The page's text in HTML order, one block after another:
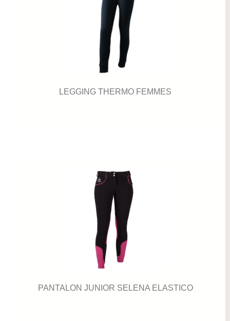
LEGGING THERMO FEMMES
PANTALON JUNIOR SELENA ELASTICO